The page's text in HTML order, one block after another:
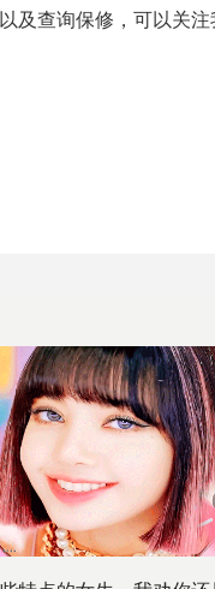
及查询保修，可以关